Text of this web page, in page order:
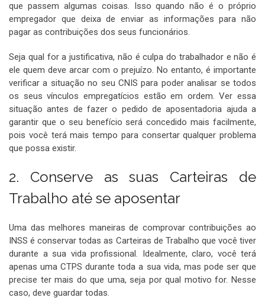
que passem algumas coisas. Isso quando não é o próprio
empregador que deixa de enviar as informações para não
pagar as contribuições dos seus funcionários.
Seja qual for a justificativa, não é culpa do trabalhador e não é
ele quem deve arcar com o prejuízo. No entanto, é importante
verificar a situação no seu CNIS para poder analisar se todos
os seus vínculos empregatícios estão em ordem. Ver essa
situação antes de fazer o pedido de aposentadoria ajuda a
garantir que o seu benefício será concedido mais facilmente,
pois você terá mais tempo para consertar qualquer problema
que possa existir.
2. Conserve as suas Carteiras de
Trabalho até se aposentar
Uma das melhores maneiras de comprovar contribuições ao
INSS é conservar todas as Carteiras de Trabalho que você tiver
durante a sua vida profissional. Idealmente, claro, você terá
apenas uma CTPS durante toda a sua vida, mas pode ser que
precise ter mais do que uma, seja por qual motivo for. Nesse
caso, deve guardar todas.